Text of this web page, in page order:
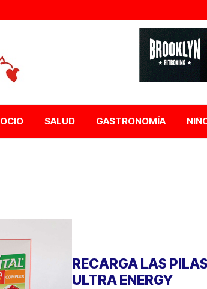
OCIO SALUD GASTRONOMÍA
RECARGA LAS
ULTRA ENERGY